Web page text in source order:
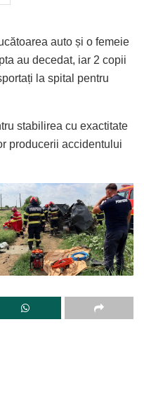
auto și o femeie
au decedat, iar 2 copii
la spital pentru
stabilirea cu exactitate
producerii accidentului